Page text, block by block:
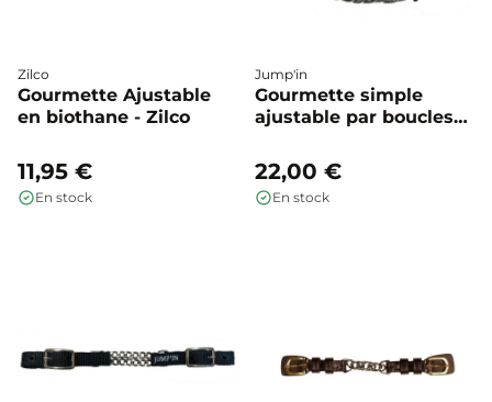
Zilco
Gourmette Ajustable
en biothane - Zilco
11,95 €
En stock
Jump'in
Gourmette simple
ajustable par boucles
22,00 €
En stock